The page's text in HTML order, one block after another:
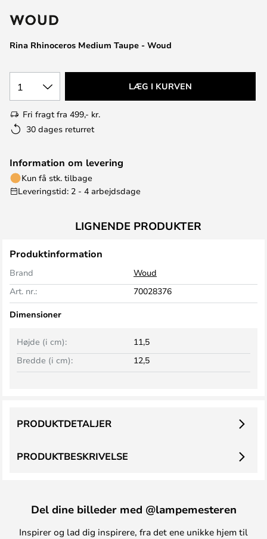
Rina Rhinoceros Medium Taupe - Woud
1 LÆG I KURVEN
Fri fragt fra 499,- kr.
30 dages returret
Information om levering
Kun få stk. tilbage
Leveringstid: 2 - 4 arbejdsdage
LIGNENDE PRODUKTER
Produktinformation
Brand
Woud
Art. nr.:
70028376
Dimensioner
Bredde (i cm): 12,5
Højde (i cm): 11,5
PRODUKTBESKRIVELSE
PRODUKTDETALJER
Del dine billeder med @lampemesteren
Inspirer og lad dig inspirere, fra det ene unikke hjem til